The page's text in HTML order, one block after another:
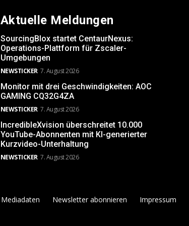
Aktuelle Meldungen
SourcingBlox startet CentaurNexus:
Operations-Plattform für Zscaler-
Umgebungen
NEWSTICKER 7. August 2026
Monitor mit drei Geschwindigkeiten: AOC
GAMING CQ32G4ZA
NEWSTICKER 7. August 2026
IncredibleXvision überschreitet 10.000
YouTube-Abonnenten mit KI-generierter
Kurzvideo-Unterhaltung
NEWSTICKER 7. August 2026
Mediadaten Newsletter abonnieren Impressum